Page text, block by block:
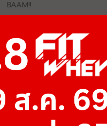
BAAM!!
CUT
(POWDER)
฿975